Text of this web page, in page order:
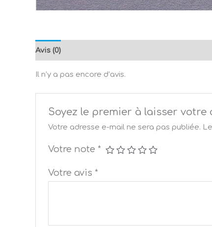
Avis (0)
Il n’y a pas encore d’avis.
Soyez le premier à laisser votre
Votre adresse e-mail ne sera pas publiée.
Votre note *
Votre avis *